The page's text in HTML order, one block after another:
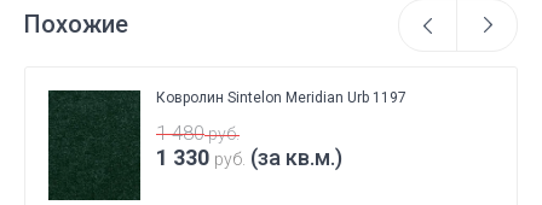
Похожие
Ковролин Sintelon Meridian Urb 1197
1 480руб.
1 330 руб. (за кв.м.)